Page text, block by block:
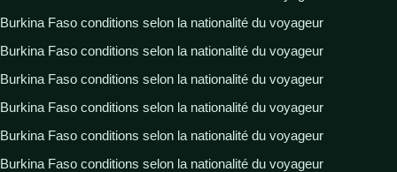
Burkina Faso conditions selon la nationalité du voyageur
Burkina Faso conditions selon la nationalité du voyageur
Burkina Faso conditions selon la nationalité du voyageur
Burkina Faso conditions selon la nationalité du voyageur
Burkina Faso conditions selon la nationalité du voyageur
Burkina Faso conditions selon la nationalité du voyageur